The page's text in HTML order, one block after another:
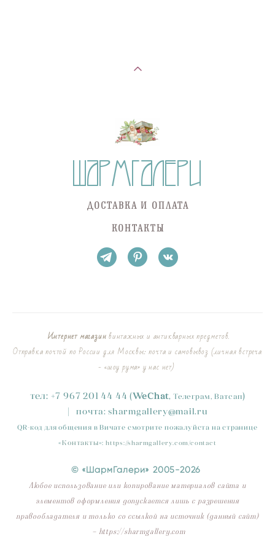
ДОСТАВКА И ОПЛАТА
КОНТАКТЫ
Интернет магазинвинтажных и антикварных предметов.
Отправка почтой по России для Москвы: почта и самовывоз (личная встреча
- «шоу рума» у нас нет)
тел: +7 967 201 44 44 (WeChat, Телеграм, Ватсап)
|
почта:sharmgallery@mail.ru
QR-код для общения в Вичате смотрите пожалуйста на странице
«Контакты»: https://sharmgallery.com/contact
© «ШармГалери» 2005-2026
Любое использование или копирование материалов сайта и
элементов оформления допускается лишь с разрешения
правообладателя и только со ссылкой на источник (данный сайт)
- https://sharmgallery.com